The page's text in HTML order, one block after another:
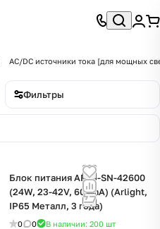
AC/DC источники тока [для мощных
Фильтры
Блок питания ARPJ-SN-42600
(24W, 23-42V, 600mA) (Arlight,
IP65 Металл, 3 года)
0 0 В наличии: 200 шт